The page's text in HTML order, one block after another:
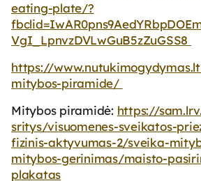
eating-plate/?
VgI_LpnvzDVLwGuB5zZuGSS8
https://
mitybos-piramide/
Mitybos piramidė: https://
sritys/visuomenes-sveikatos-
fizinis-aktyvumas-2/sveika-
mitybos-gerinimas/maisto-
plakatas